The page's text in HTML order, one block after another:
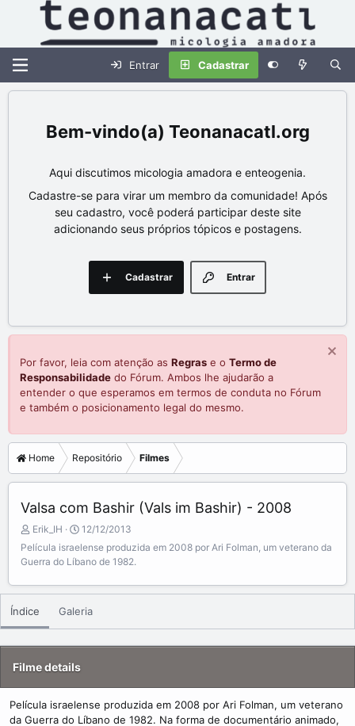
Entrar Cadastrar
Teonanacatl.org
Aqui discutimos micologia amadora e enteogenia.
Cadastre-se para virar um membro da comunidade! Após
seu cadastro, você poderá participar deste site
adicionando seus próprios tópicos e postagens.
Entrar
Cadastrar
Por favor, leia com atenção as Regras e o Termo de
Responsabilidade do Fórum. Ambos lhe ajudarão a
entender o que esperamos em termos de conduta no Fórum
e também o posicionamento legal do mesmo.
Home Repositório Filmes
Valsa com Bashir (Vals im Bashir) - 2008
A
d
d
d
y
Erik_IH
C
r
e
t
d
a
t
12/12/2013
Película israelense produzida em 2008 por Ari Folman, um veterano da
Guerra do Líbano de 1982.
Índice Galeria
Filme details
Película israelense produzida em 2008 por Ari Folman, um veterano
da Guerra do Líbano de 1982. Na forma de documentário animado,